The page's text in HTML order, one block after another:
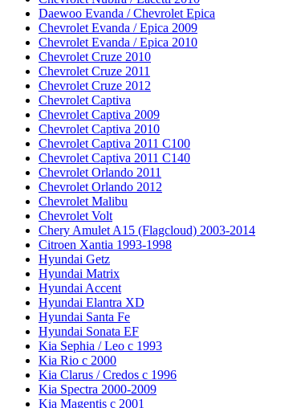
Daewoo Evanda / Chevrolet Epica
Chevrolet Evanda / Epica 2009
Chevrolet Evanda / Epica 2010
Chevrolet Cruze 2010
Chevrolet Cruze 2011
Chevrolet Cruze 2012
Chevrolet Captiva
Chevrolet Captiva 2009
Chevrolet Captiva 2010
Chevrolet Captiva 2011 C100
Chevrolet Captiva 2011 C140
Chevrolet Orlando 2011
Chevrolet Orlando 2012
Chevrolet Malibu
Chevrolet Volt
Chery Amulet A15 (Flagcloud) 2003-2014
Citroen Xantia 1993-1998
Hyundai Getz
Hyundai Matrix
Hyundai Accent
Hyundai Elantra XD
Hyundai Santa Fe
Hyundai Sonata EF
Kia Sephia / Leo с 1993
Kia Rio с 2000
Kia Clarus / Credos с 1996
Kia Spectra 2000-2009
Kia Magentis с 2001